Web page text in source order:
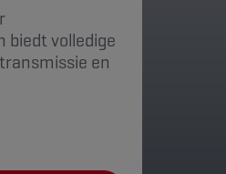
biedt volledige
en